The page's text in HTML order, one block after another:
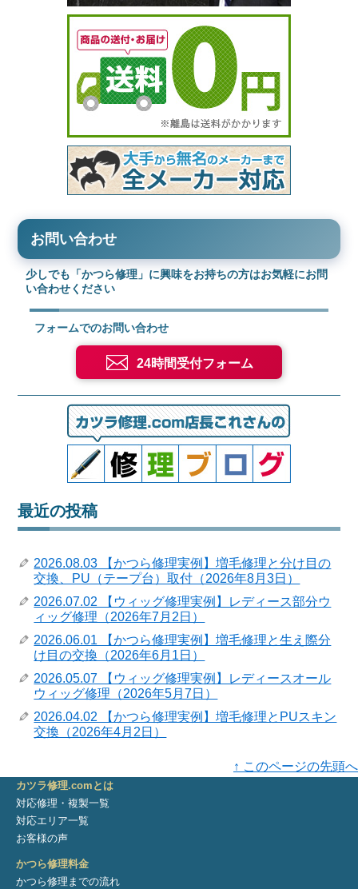
お問い合わせ
少しでも「かつら修理」に興味をお持ちの方はお気軽にお問
い合わせください
フォームでのお問い合わせ
24時間受付フォーム
最近の投稿
2026.08.03 【かつら修理実例】増毛修理と分け目の
交換、PU（テープ台）取付（2026年8月3日）
2026.07.02 【ウィッグ修理実例】レディース部分ウ
ィッグ修理（2026年7月2日）
2026.06.01 【かつら修理実例】増毛修理と生え際分
け目の交換（2026年6月1日）
2026.05.07 【ウィッグ修理実例】レディースオール
ウィッグ修理（2026年5月7日）
2026.04.02 【かつら修理実例】増毛修理とPUスキン
交換（2026年4月2日）
↑ このページの先頭へ
カツラ修理.comとは
対応修理・複製一覧
対応エリア一覧
お客様の声
かつら修理料金
かつら修理までの流れ